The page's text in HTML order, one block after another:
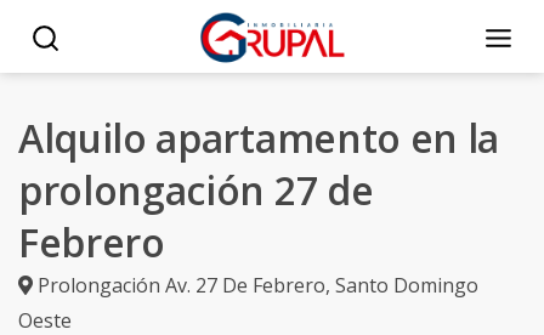
Alquilo apartamento en la
prolongación 27 de
Febrero
Prolongación Av. 27 De Febrero, Santo Domingo
Oeste